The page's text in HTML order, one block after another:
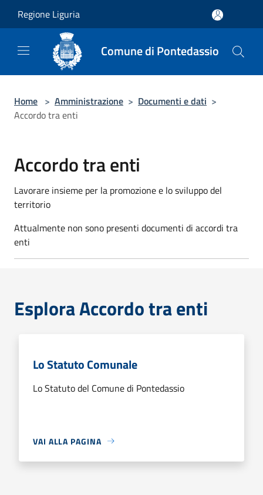
Regione Liguria
Comune di Pontedassio
Home > Amministrazione > Documenti e dati >
Accordo tra enti
Accordo tra enti
Lavorare insieme per la promozione e lo sviluppo del
territorio
Attualmente non sono presenti documenti di accordi tra
enti
Esplora Accordo tra enti
Lo Statuto Comunale
Lo Statuto del Comune di Pontedassio
VAI ALLA PAGINA